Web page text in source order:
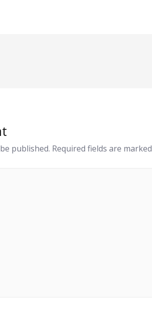
published. Required fields are marked